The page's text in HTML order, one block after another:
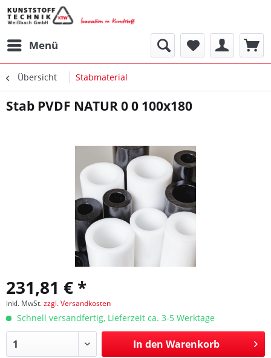
Menü
Übersicht Stabmaterial
Stab PVDF NATUR 0 0 100x180
231,81 € *
inkl. MwSt.zzgl. Versandkosten
Schnell versandfertig, Lieferzeit ca. 3-5 Werktage
In den Warenkorb